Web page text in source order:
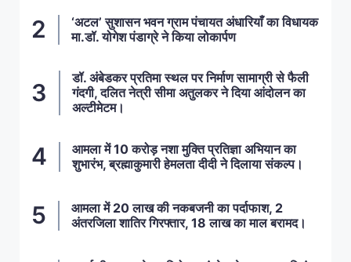
‘अटल’ सुशासन भवन ग्राम पंचायत अंधारियाँ का विधायक
मा.डॉ. योगेश पंडाग्रे ने किया लोकार्पण
डॉ. अंबेडकर प्रतिमा स्थल पर निर्माण सामाग्री से फैली
गंदगी, दलित नेत्री सीमा अतुलकर ने दिया आंदोलन का
अल्टीमेटम।
आमला में 10 करोड़ नशा मुक्ति प्रतिज्ञा अभियान का
शुभारंभ, ब्रह्माकुमारी हेमलता दीदी ने दिलाया संकल्प।
आमला में 20 लाख की नकबजनी का पर्दाफाश, 2
अंतरजिला शातिर गिरफ्तार, 18 लाख का माल बरामद।